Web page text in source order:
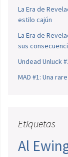
La Era de
estilo cajún
La Era de
sus
Undead Unluck
MAD #1: Una
Etiquetas
Al